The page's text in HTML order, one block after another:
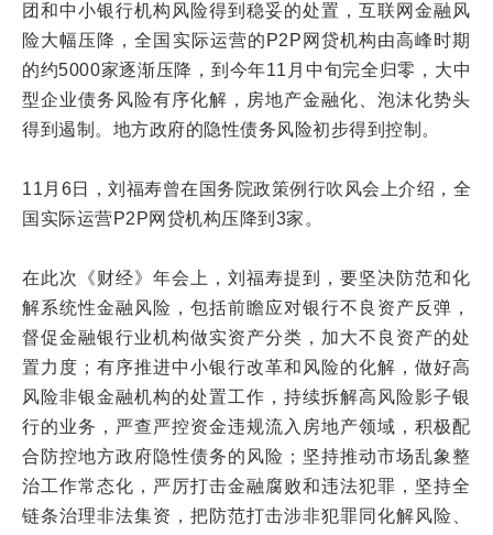
团和中小银行机构风险得到稳妥的处置，互联网金融风
险大幅压降，全国实际运营的P2P网贷机构由高峰时期
的约5000家逐渐压降，到今年11月中旬完全归零，大中
型企业债务风险有序化解，房地产金融化、泡沫化势头
得到遏制。地方政府的隐性债务风险初步得到控制。
11月6日，刘福寿曾在国务院政策例行吹风会上介绍，全
国实际运营P2P网贷机构压降到3家。
在此次《财经》年会上，刘福寿提到，要坚决防范和化
解系统性金融风险，包括前瞻应对银行不良资产反弹，
督促金融银行业机构做实资产分类，加大不良资产的处
置力度；有序推进中小银行改革和风险的化解，做好高
风险非银金融机构的处置工作，持续拆解高风险影子银
行的业务，严查严控资金违规流入房地产领域，积极配
合防控地方政府隐性债务的风险；坚持推动市场乱象整
治工作常态化，严厉打击金融腐败和违法犯罪，坚持全
链条治理非法集资，把防范打击涉非犯罪同化解风险、